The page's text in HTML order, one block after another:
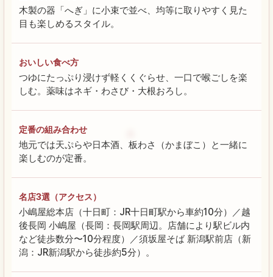
木製の器「へぎ」に小束で並べ、均等に取りやすく見た
目も楽しめるスタイル。
おいしい食べ方
つゆにたっぷり浸けず軽くくぐらせ、一口で喉ごしを楽
しむ。薬味はネギ・わさび・大根おろし。
定番の組み合わせ
地元では天ぷらや日本酒、板わさ（かまぼこ）と一緒に
楽しむのが定番。
名店3選（アクセス）
小嶋屋総本店（十日町：JR十日町駅から車約10分）／越
後長岡 小嶋屋（長岡：長岡駅周辺。店舗により駅ビル内
など徒歩数分〜10分程度）／須坂屋そば 新潟駅前店（新
潟：JR新潟駅から徒歩約5分）。